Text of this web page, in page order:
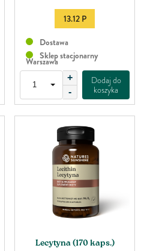
13.12 P
Dostawa
Sklep stacjonarny
Warszawa
+
-
Dodaj do
koszyka
Lecytyna (170 kaps.)